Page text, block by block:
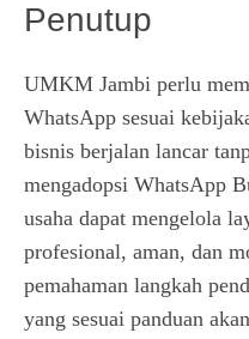
Penutup
UMKM Jambi perlu
WhatsApp sesuai
bisnis berjalan lancar
mengadopsi WhatsApp
usaha dapat mengelola
profesional, aman, dan
pemahaman langkah
yang sesuai panduan